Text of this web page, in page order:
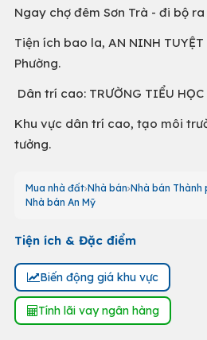
Ngay chợ đêm Sơn Trà - đi bộ
Tiện ích bao la, AN NINH
Phường.
Dân trí cao: TRƯỜNG TIỂU
Khu vực dân trí cao, tạo môi
tưởng.
Mua nhà đất Nhà bán Nhà bán Thành
Nhà bán An Mỹ
Tiện ích & Đặc điểm
Biến động giá khu vực
Tính lãi vay ngân hàng